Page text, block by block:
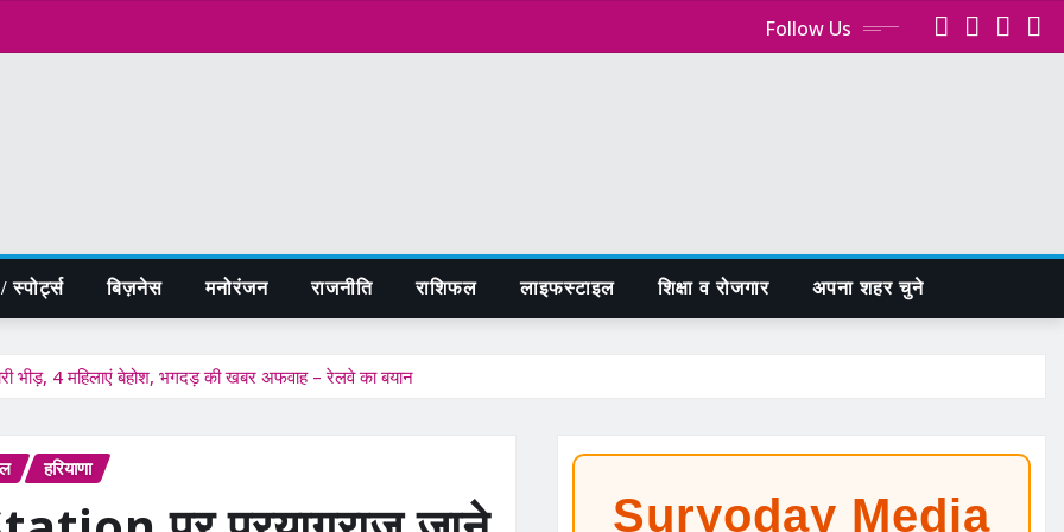
Follow Us
बिज़नेस मनोरंजन राजनीति राशिफल लाइफस्टाइल शिक्षा व रोजगार अपना शहर चुने
4 महिलाएं बेहोश, भगदड़ की खबर अफवाह – रेलवे का बयान
हरियाणा
Suryoday Media